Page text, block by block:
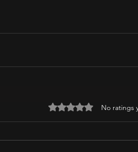
Rated 0 out of 5 stars.
No ratings